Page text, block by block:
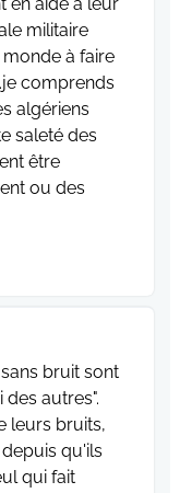
en aide à leur
militaire
à faire
comprends
algériens
saleté des
être
ou des
bruit sont
des autres".
leurs bruits,
qu'ils
qui fait